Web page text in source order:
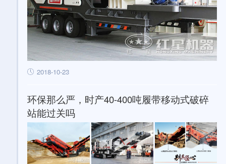
2018-10-23
环保那么严，时产40-400吨履带移动式破碎
站能过关吗